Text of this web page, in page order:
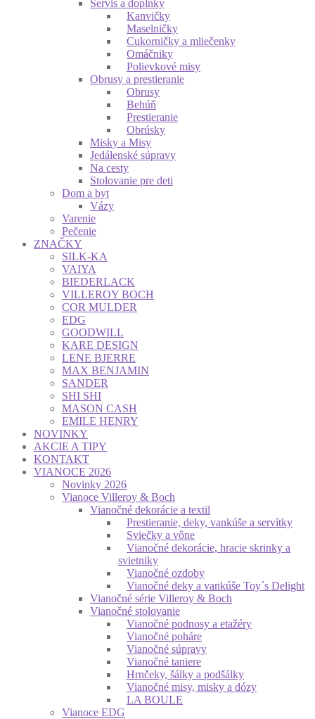
Servis a doplnky
Kanvičky
Maselničky
Cukorničky a mliečenky
Omáčniky
Polievkové misy
Obrusy a prestieranie
Obrusy
Behúň
Prestieranie
Obrúsky
Misky a Misy
Jedálenské súpravy
Na cesty
Stolovanie pre deti
Dom a byt
Vázy
Varenie
Pečenie
ZNAČKY
SILK-KA
VAIYA
BIEDERLACK
VILLEROY BOCH
COR MULDER
EDG
GOODWILL
KARE DESIGN
LENE BJERRE
MAX BENJAMIN
SANDER
SHI SHI
MASON CASH
EMILE HENRY
NOVINKY
AKCIE A TIPY
KONTAKT
VIANOCE 2026
Novinky 2026
Vianoce Villeroy & Boch
Vianočné dekorácie a textil
Prestieranie, deky, vankúše a servítky
Sviečky a vône
Vianočné dekorácie, hracie skrinky a
svietniky
Vianočné ozdoby
Vianočné deky a vankúše Toy´s Delight
Vianočné série Villeroy & Boch
Vianočné stolovanie
Vianočné podnosy a etažéry
Vianočné poháre
Vianočné súpravy
Vianočné taniere
Hrnčeky, šálky a podšálky
Vianočné misy, misky a dózy
LA BOULE
Vianoce EDG